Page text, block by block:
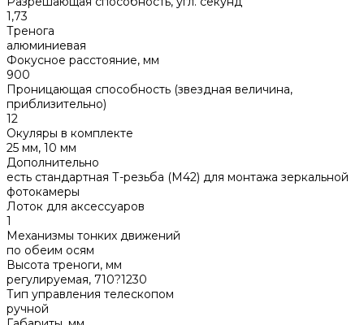
1,73
Тренога
алюминиевая
Фокусное расстояние, мм
900
Проницающая способность (звездная величина,
приблизительно)
12
Окуляры в комплекте
25 мм, 10 мм
Дополнительно
есть стандартная Т-резьба (М42) для монтажа зеркальной
фотокамеры
Лоток для аксессуаров
1
Механизмы тонких движений
по обеим осям
Высота треноги, мм
регулируемая, 710?1230
Тип управления телескопом
ручной